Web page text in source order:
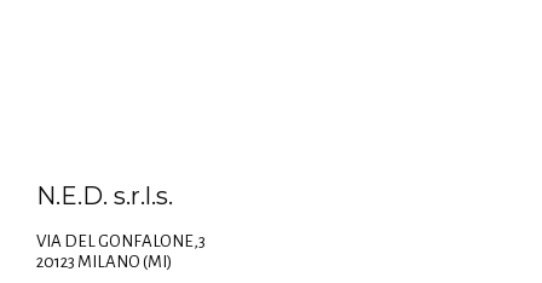
N.E.D. s.r.l.s.
VIA DEL GONFALONE,3
20123 MILANO (MI)